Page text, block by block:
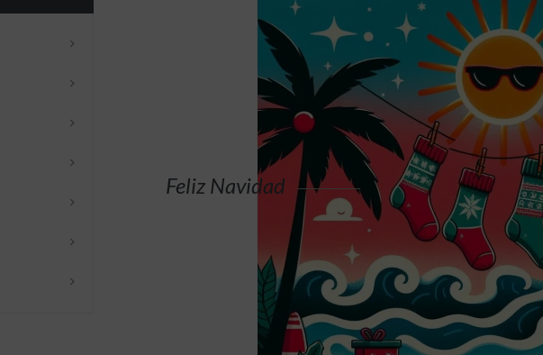
Somos Un Proveedor De CanalesPor Mayor
Por Detalle
COMPRAR AHORA